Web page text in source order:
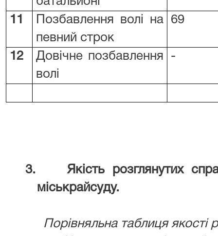
11
Позбавлення волі на
певний строк
69
12
Довічне позбавлення
волі
-
3.
Якість розглянутих
міськрайсуду.
Порівняльна таблиця якості